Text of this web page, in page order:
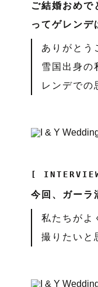
ご結婚おめで
ってゲレンデ
ありがとう
雪国出身の
レンデでの
[
今回、ガーラ
私たちがよ
撮りたいと